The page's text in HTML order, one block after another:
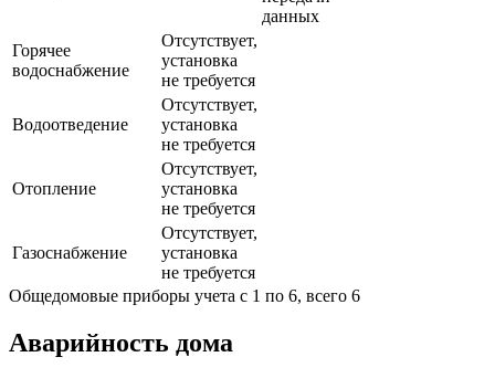
данных
Горячее
водоснабжение
Отсутствует,
установка
не требуется
Водоотведение
Отсутствует,
установка
не требуется
Отопление
Отсутствует,
установка
не требуется
Газоснабжение
Отсутствует,
установка
не требуется
Общедомовые приборы учета с 1 по 6, всего 6
Аварийность дома